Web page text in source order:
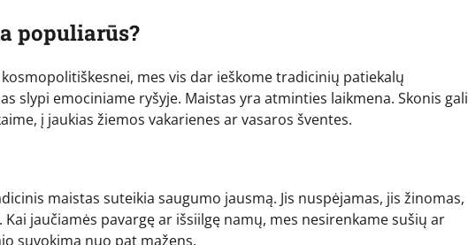
populiarūs?
mes vis dar ieškome tradicinių patiekalų
slypi emociniame ryšyje. Maistas yra atminties laikmena. Skonis gali
į jaukias žiemos vakarienes ar vasaros šventes.
maistas suteikia saugumo jausmą. Jis nuspėjamas, jis žinomas,
jaučiamės pavargę ar išsiilgę namų, mes nesirenkame sušių ar
suvokimą nuo pat mažens.